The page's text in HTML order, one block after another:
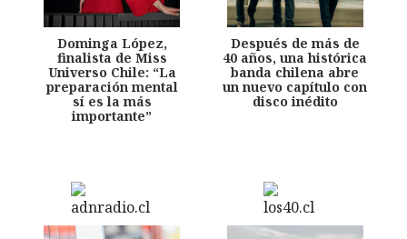
Dominga López,
finalista de Miss
Universo Chile: “La
preparación mental
sí es la más
importante”
Después de más de
40 años, una histórica
banda chilena abre
un nuevo capítulo con
disco inédito